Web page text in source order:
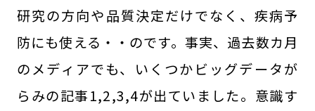
研究の方向や品質決定だけでなく、疾病予
防にも使える・・のです。事実、過去数カ月
のメディアでも、いくつかビッグデータが
らみの記事1,2,3,4が出ていました。意識す